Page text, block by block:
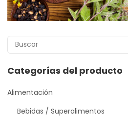
Categorías del producto
Alimentación
Bebidas / Superalimentos